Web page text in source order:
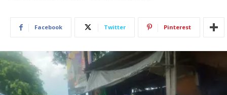
Facebook Twitter Pinterest